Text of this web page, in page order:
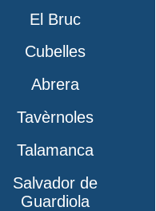
El Bruc
Cubelles
Abrera
Tavèrnoles
Talamanca
Salvador de
Guardiola